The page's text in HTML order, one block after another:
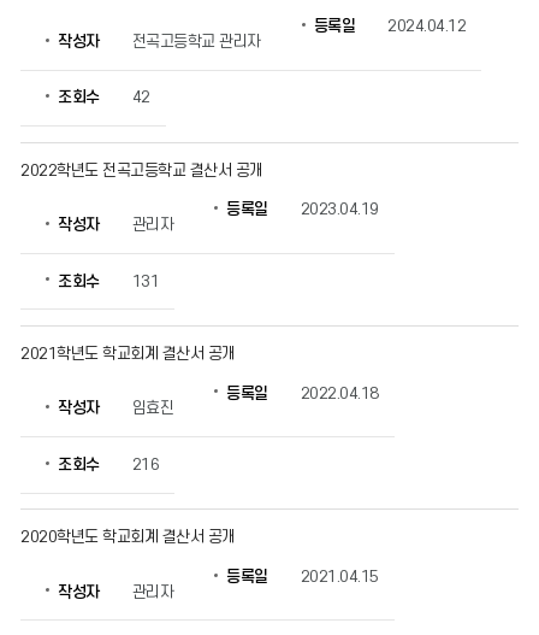
있
다.
작성자 전곡고등학교 관리자
등록일 2024.04.12
조회수 42
2022학년도 전곡고등학교 결산서 공개
작성자 관리자
등록일 2023.04.19
조회수 131
2021학년도 학교회계 결산서 공개
작성자 임효진
등록일 2022.04.18
조회수 216
2020학년도 학교회계 결산서 공개
작성자 관리자
등록일 2021.04.15